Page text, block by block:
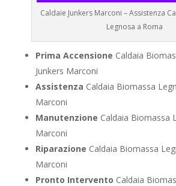
Caldaie Junkers Marconi – Assistenza
Legnosa a Roma
Prima Accensione Caldaia
Junkers Marconi
Assistenza Caldaia Biomassa
Marconi
Manutenzione Caldaia Biomassa
Marconi
Riparazione Caldaia Biomassa
Marconi
Pronto Intervento Caldaia